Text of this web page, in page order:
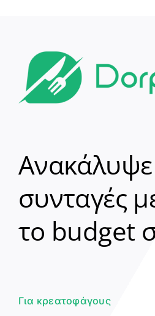
Ανακάλυψε
συνταγές
το budget
Για κρεατοφάγους